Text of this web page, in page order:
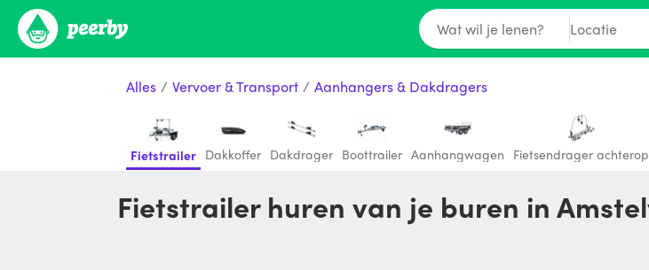
Wat wil je lenen? Locatie
Alles / Vervoer & Transport / Aanhangers & Dakdragers
Fietstrailer Dakkoffer Dakdrager Boottrailer Aanhangwagen Fietsendrager achterop
Fietstrailer huren van je buren in